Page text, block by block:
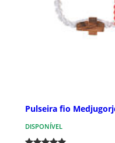
Pulseira fio
DISPONÍVEL